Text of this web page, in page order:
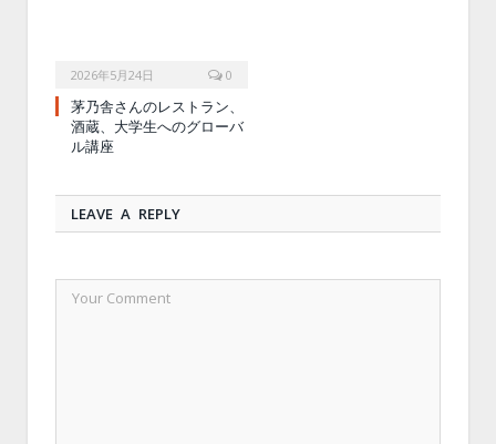
2026年5月24日 0
茅乃舎さんのレストラン、
酒蔵、大学生へのグローバ
ル講座
LEAVE A REPLY